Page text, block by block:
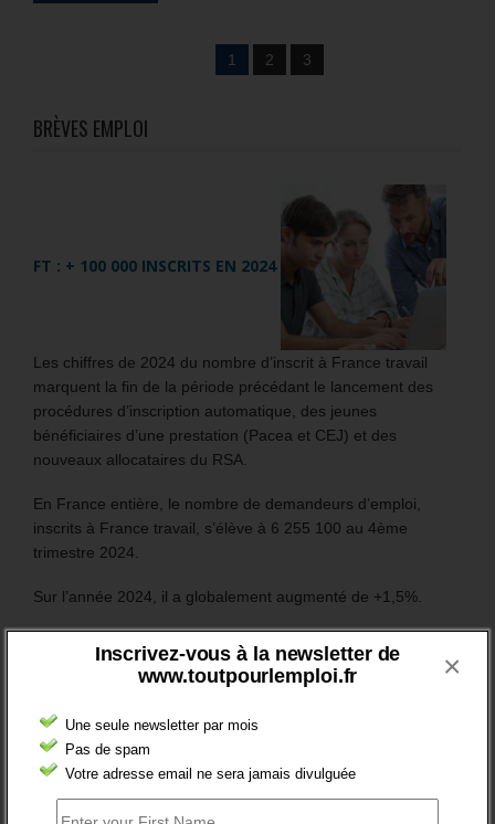
Inscrivez-vous à la newsletter de
www.toutpourlemploi.fr
Une seule newsletter par mois
Pas de spam
Votre adresse email ne sera jamais divulguée
×
1 2 3
BRÈVES EMPLOI
FT : + 100 000 INSCRITS EN 2024
Les chiffres de 2024 du nombre d’inscrit à France travail
marquent la fin de la période précédant le lancement des
procédures d’inscription automatique, des jeunes
bénéficiaires d’une prestation (Pacea et CEJ) et des
nouveaux allocataires du RSA.
En France entière, le nombre de demandeurs d’emploi,
inscrits à France travail, s’élève à 6 255 100 au 4ème
trimestre 2024.
Sur l’année 2024, il a globalement augmenté de +1,5%.
emploi et tenus de rechercher un emploi) a augmenté de
Plus généralement, le nombre des inscrits tenus de
rechercher un emploi (A, B ou C) aura augmenté de 97 200
sur un an (soit +1,8%).